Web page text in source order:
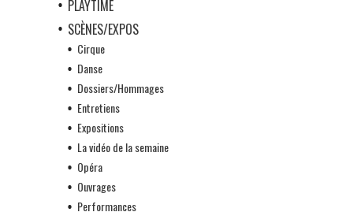
PLAYTIME
SCÈNES/EXPOS
Cirque
Danse
Dossiers/Hommages
Entretiens
Expositions
La vidéo de la semaine
Opéra
Ouvrages
Performances